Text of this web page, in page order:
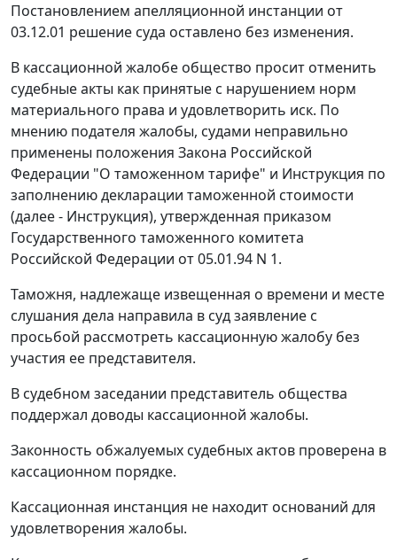
Постановлением апелляционной инстанции от
03.12.01 решение суда оставлено без изменения.
В кассационной жалобе общество просит отменить
судебные акты как принятые с нарушением норм
материального права и удовлетворить иск. По
мнению подателя жалобы, судами неправильно
применены положения Закона Российской
Федерации "О таможенном тарифе" и Инструкция по
заполнению декларации таможенной стоимости
(далее - Инструкция), утвержденная приказом
Государственного таможенного комитета
Российской Федерации от 05.01.94 N 1.
Таможня, надлежаще извещенная о времени и месте
слушания дела направила в суд заявление с
просьбой рассмотреть кассационную жалобу без
участия ее представителя.
В судебном заседании представитель общества
поддержал доводы кассационной жалобы.
Законность обжалуемых судебных актов проверена в
кассационном порядке.
Кассационная инстанция не находит оснований для
удовлетворения жалобы.